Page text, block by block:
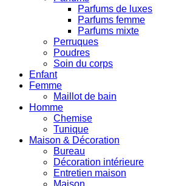
Parfums de luxes
Parfums femme
Parfums mixte
Perruques
Poudres
Soin du corps
Enfant
Femme
Maillot de bain
Homme
Chemise
Tunique
Maison & Décoration
Bureau
Décoration intérieure
Entretien maison
Maison